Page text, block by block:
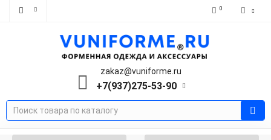
0
zakaz@vuniforme.ru
+7(937)275-53-90